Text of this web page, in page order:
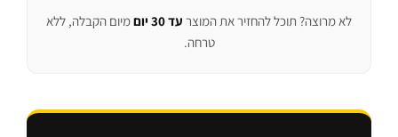
לא מרוצה? תוכל להחזיר את המוצר עד 30 יום
מיום הקבלה, ללא
טרחה.